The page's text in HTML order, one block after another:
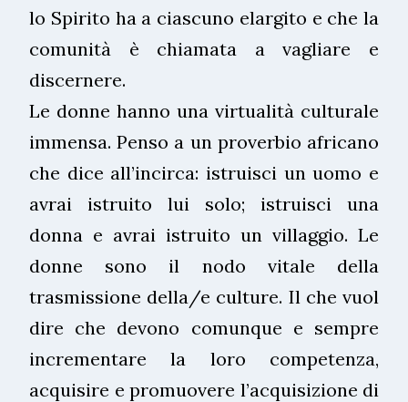
lo Spirito ha a ciascuno elargito e che la
comunità è chiamata a vagliare e
discernere.
Le donne hanno una virtualità culturale
immensa. Penso a un proverbio africano
che dice all’incirca: istruisci un uomo e
avrai istruito lui solo; istruisci una
donna e avrai istruito un villaggio. Le
donne sono il nodo vitale della
trasmissione della/e culture. Il che vuol
dire che devono comunque e sempre
incrementare la loro competenza,
acquisire e promuovere l’acquisizione di